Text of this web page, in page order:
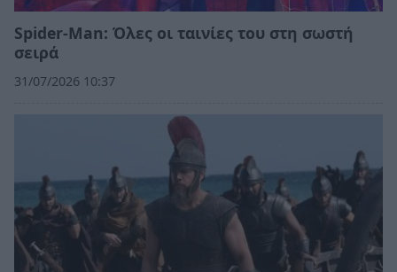
Spider-Man: Όλες οι ταινίες του στη σωστή
σειρά
31/07/2026 10:37